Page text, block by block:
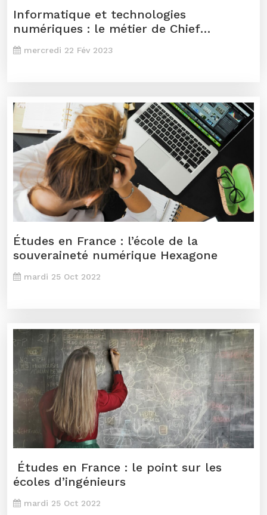
Informatique et technologies
numériques : le métier de Chief
Technical Officer-CTO
mercredi 22 Fév 2023
Études en France : l’école de la
souveraineté numérique Hexagone
mardi 25 Oct 2022
Études en France : le point sur les
écoles d’ingénieurs
mardi 25 Oct 2022